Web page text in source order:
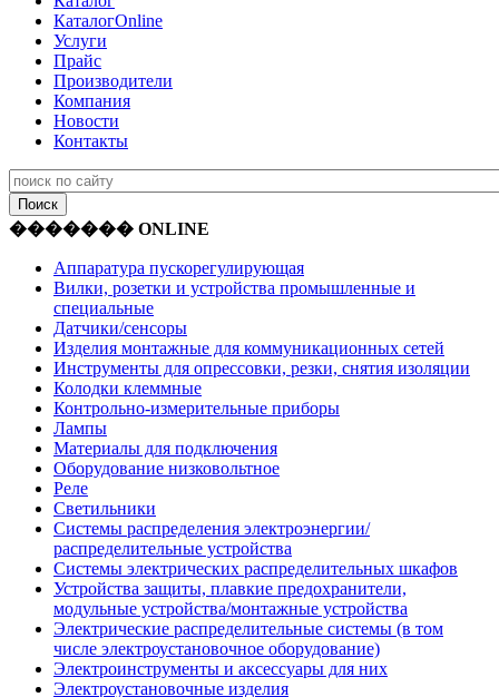
КаталогOnline
Услуги
Прайс
Производители
Компания
Новости
Контакты
������� ONLINE
Аппаратура пускорегулирующая
Вилки, розетки и устройства промышленные и
специальные
Датчики/сенсоры
Изделия монтажные для коммуникационных сетей
Инструменты для опрессовки, резки, снятия изоляции
Колодки клеммные
Контрольно-измерительные приборы
Лампы
Материалы для подключения
Оборудование низковольтное
Реле
Светильники
Системы распределения электроэнергии/
распределительные устройства
Системы электрических распределительных шкафов
Устройства защиты, плавкие предохранители,
модульные устройства/монтажные устройства
Электрические распределительные системы (в том
числе электроустановочное оборудование)
Электроинструменты и аксессуары для них
Электроустановочные изделия